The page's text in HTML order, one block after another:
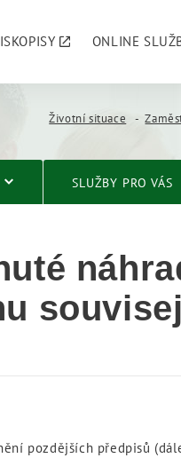
ONLINE
Životní situace
SLUŽBY PRO VÁS
pozdějších předpisů